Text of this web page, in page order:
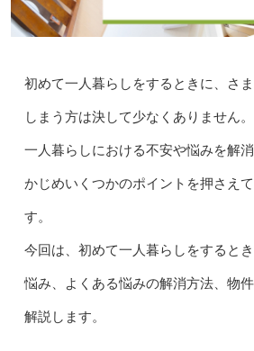
初めて一人暮らしをするときに、さ
しまう方は決して少なくありません。
一人暮らしにおける不安や悩みを解
かじめいくつかのポイントを押さえ
す。
今回は、初めて一人暮らしをすると
悩み、よくある悩みの解消方法、物
解説します。